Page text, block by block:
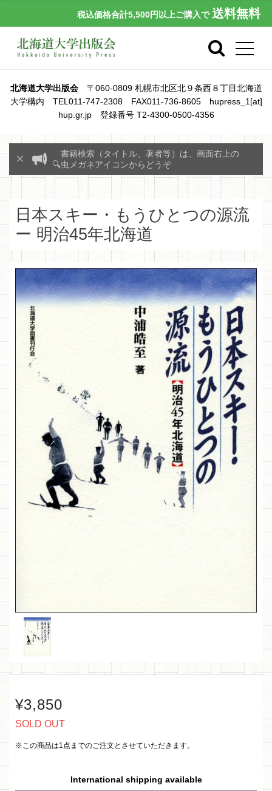
税込価格合計5,500円以上ご購入で 送料無料
北海道大学出版会〒060-0809 札幌市北区北９条西８丁目北海道
大学構内 TEL011-747-2308 FAX011-736-8605 hupress_1[at]
hup.gr.jp 登録番号 T2-4300-0500-4356
書籍検索（タイトル、著者等）は、画面右上の
🔍虫メガネアイコンからどうぞ
日本スキー・もうひとつの源流
ー 明治45年北海道
¥3,850
SOLD OUT
※この商品は1点までのご注文とさせていただきます。
International shipping available